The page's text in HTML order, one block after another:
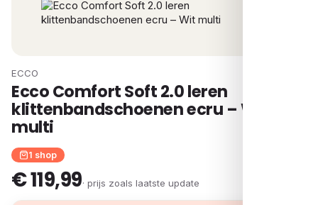
ECCO
Ecco Comfort Soft 2.0 leren
klittenbandschoenen ecru – Wit
multi
1 shop
€ 119,99· prijs zoals laatste update